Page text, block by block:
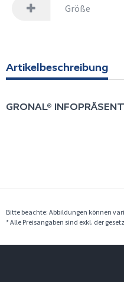
Größe
Artikelbeschreibung
GRONAL®
Bitte beachte: Abbildungen können
* Alle Preisangaben sind exkl. der